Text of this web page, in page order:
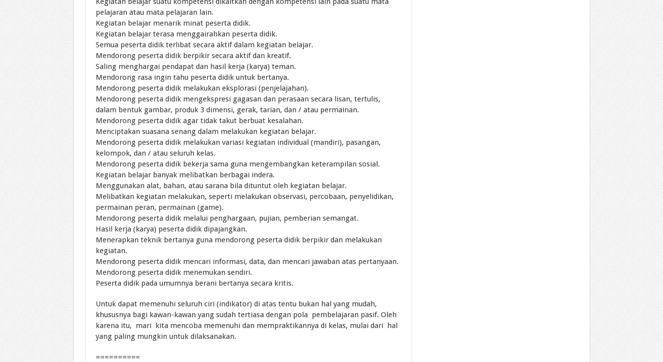
pelajaran atau mata pelajaran lain.
Kegiatan belajar menarik minat peserta didik.
Kegiatan belajar terasa menggairahkan peserta didik.
Semua peserta didik terlibat secara aktif dalam kegiatan belajar.
Mendorong peserta didik berpikir secara aktif dan kreatif.
Saling menghargai pendapat dan hasil kerja (karya) teman.
Mendorong rasa ingin tahu peserta didik untuk bertanya.
Mendorong peserta didik melakukan eksplorasi (penjelajahan).
Mendorong peserta didik mengekspresi gagasan dan perasaan secara lisan, tertulis,
dalam bentuk gambar, produk 3 dimensi, gerak, tarian, dan / atau permainan.
Mendorong peserta didik agar tidak takut berbuat kesalahan.
Menciptakan suasana senang dalam melakukan kegiatan belajar.
Mendorong peserta didik melakukan variasi kegiatan individual (mandiri), pasangan,
kelompok, dan / atau seluruh kelas.
Mendorong peserta didik bekerja sama guna mengembangkan keterampilan sosial.
Kegiatan belajar banyak melibatkan berbagai indera.
Menggunakan alat, bahan, atau sarana bila dituntut oleh kegiatan belajar.
Melibatkan kegiatan melakukan, seperti melakukan observasi, percobaan, penyelidikan,
permainan peran, permainan (game).
Mendorong peserta didik melalui penghargaan, pujian, pemberian semangat.
Hasil kerja (karya) peserta didik dipajangkan.
Menerapkan teknik bertanya guna mendorong peserta didik berpikir dan melakukan
kegiatan.
Mendorong peserta didik mencari informasi, data, dan mencari jawaban atas pertanyaan.
Mendorong peserta didik menemukan sendiri.
Peserta didik pada umumnya berani bertanya secara kritis.
Untuk dapat memenuhi seluruh ciri (indikator) di atas tentu bukan hal yang mudah,
khususnya bagi kawan-kawan yang sudah tertiasa dengan pola pembelajaran pasif. Oleh
karena itu, mari kita mencoba memenuhi dan mempraktikannya di kelas, mulai dari hal
yang paling mungkin untuk dilaksanakan.
==========